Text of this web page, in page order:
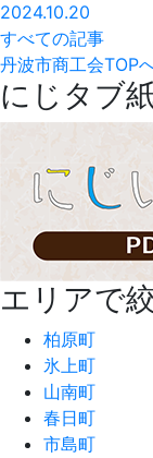
2024.10.20
すべての記事
丹波市商工会TOP
にじタブ
エリアで
柏原町
氷上町
山南町
春日町
市島町